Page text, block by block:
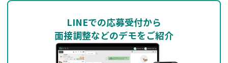
LINEでの応募受付から
面接調整などのデモをご紹介